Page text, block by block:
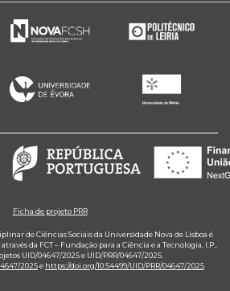
Ficha de projeto PRR
de Ciências Sociais da Universidade Nova de Lisboa é
da FCT – Fundação para a Ciência e a Tecnologia, I.P.,
UID/04647/2025 e UID/PRR/04647/2025.
2025e https://doi.org/10.54499/UID/PRR/04647/2025